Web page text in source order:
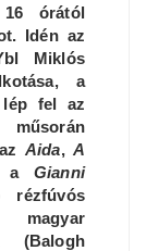
órától
Idén az
Miklós
a
lép fel az
műsorán
Aida, A
a Gianni
(Balogh